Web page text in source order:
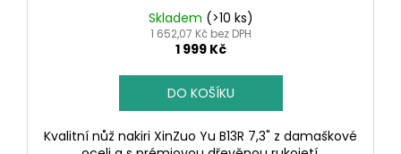
Skladem (>10 ks)
1 652,07 Kč bez DPH
1 999 Kč
DO KOŠÍKU
Kvalitní nůž nakiri XinZuo Yu B13R 7,3" z damaškové